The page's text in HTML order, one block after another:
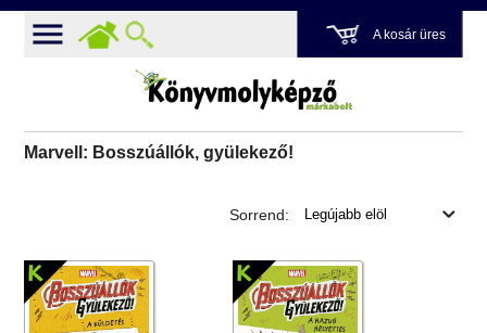
A kosár üres
Marvell: Bosszúállók, gyülekező!
Sorrend: